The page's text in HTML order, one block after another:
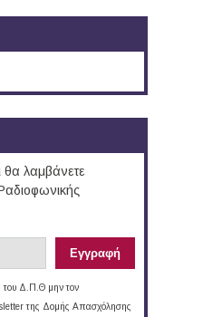
λαμβάνετε
του Δ.Π.Θ μην τον
της Δομής Απασχόλησης